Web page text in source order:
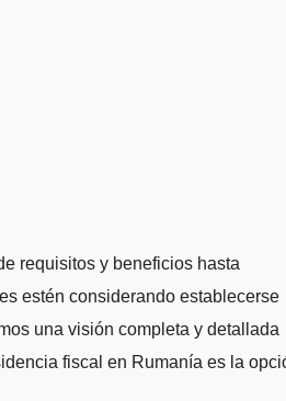
estén considerando establecerse
una visión completa y detallada
fiscal en Rumanía es la